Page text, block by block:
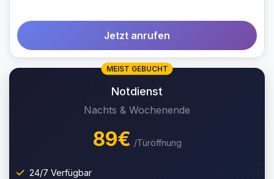
Jetzt anrufen
MEIST GEBUCHT
Notdienst
Nachts & Wochenende
89€ /Türöffnung
24/7 Verfügbar